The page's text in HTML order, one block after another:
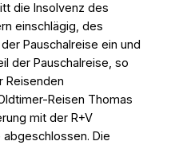
die Insolvenz des
einschlägig, des
Pauschalreise ein und
der Pauschalreise, so
Reisenden
Reisen Thomas
mit der R+V
abgeschlossen. Die